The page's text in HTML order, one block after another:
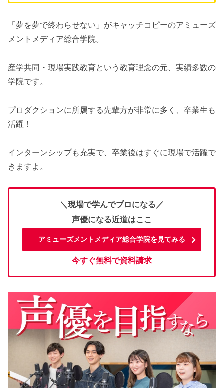
「夢を夢で終わらせない」がキャッチコピーのアミューズ
メントメディア総合学院。
産学共同・現場実践教育という教育理念の元、実績多数の
学院です。
プロダクションに所属する先輩方が非常に多く、卒業生も
活躍！
インターンシップも充実で、卒業後はすぐに現場で活躍で
きますよ。
＼現場で学んでプロになる／
声優になる近道はここ
アミューズメントメディア総合学院を見てみる
今すぐ無料で資料請求